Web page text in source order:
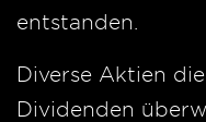
entstanden.
Diverse Aktien
Dividenden